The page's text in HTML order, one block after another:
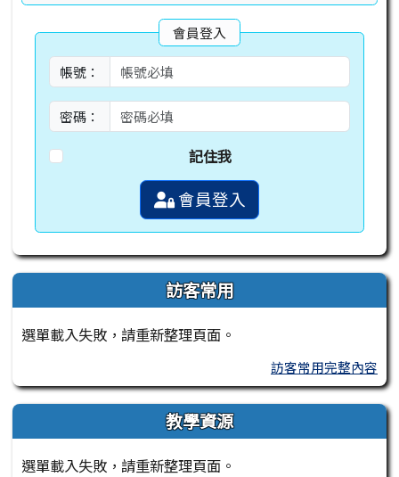
會員登入
帳號：
密碼：
記住我
會員登入
訪客常用
選單載入失敗，請重新整理頁面。
訪客常用完整內容
教學資源
選單載入失敗，請重新整理頁面。